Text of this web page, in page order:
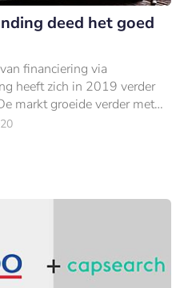
deed het goed
financiering via
heeft zich in 2019 verder
markt groeide verder met
som van €321 miljoen,